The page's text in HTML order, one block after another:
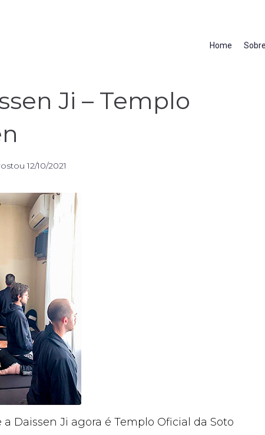
Home
Ji – Templo
12/10/2021
Daissen Ji agora é Templo Oficial da Soto